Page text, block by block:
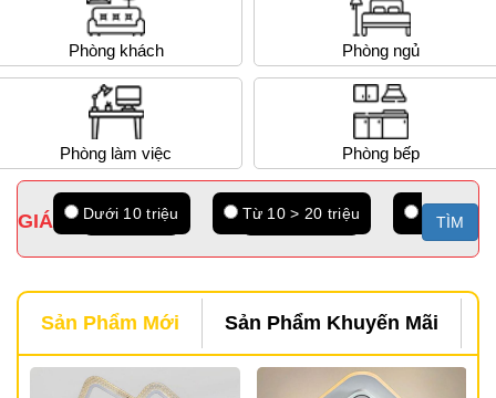
Phòng khách Phòng ngủ
Phòng làm việc Phòng bếp
GIÁ Dưới 10 triệu Từ 10 > 20 triệu Từ 20 >
TÌM
Sản Phẩm Mới Sản Phẩm Khuyến Mãi